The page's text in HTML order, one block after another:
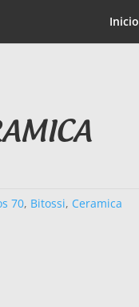
Inicio
70, Bitossi, Ceramica